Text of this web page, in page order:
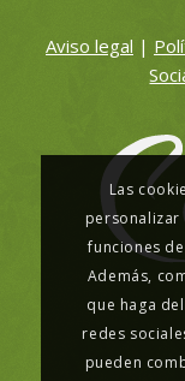
Aviso legal |
Las
personalizar
funciones
Además,
que haga
redes
pueden